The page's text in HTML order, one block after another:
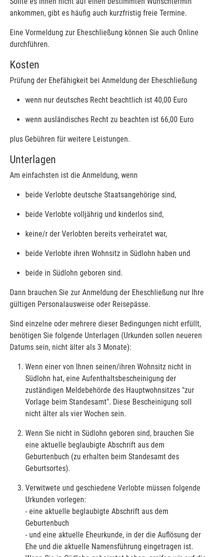
ankommen, gibt es häufig auch kurzfristig freie Termine.
Eine Vormeldung zur Eheschließung können Sie auch Online
durchführen.
Kosten
Prüfung der Ehefähigkeit bei Anmeldung der Eheschließung
wenn nur deutsches Recht beachtlich ist 40,00 Euro
wenn ausländisches Recht zu beachten ist 66,00 Euro
plus Gebühren für weitere Leistungen.
Unterlagen
Am einfachsten ist die Anmeldung, wenn
beide Verlobte deutsche Staatsangehörige sind,
beide Verlobte volljährig und kinderlos sind,
keine/r der Verlobten bereits verheiratet war,
beide Verlobte ihren Wohnsitz in Südlohn haben und
beide in Südlohn geboren sind.
Dann brauchen Sie zur Anmeldung der Eheschließung nur Ihre
gültigen Personalausweise oder Reisepässe.
Sind einzelne oder mehrere dieser Bedingungen nicht erfüllt,
benötigen Sie folgende Unterlagen (Urkunden sollen neueren
Datums sein, nicht älter als 3 Monate):
Wenn einer von Ihnen seinen/ihren Wohnsitz nicht in
Südlohn hat, eine Aufenthaltsbescheinigung der
zuständigen Meldebehörde des Hauptwohnsitzes "zur
Vorlage beim Standesamt". Diese Bescheinigung soll
nicht älter als vier Wochen sein.
Wenn Sie nicht in Südlohn geboren sind, brauchen Sie
eine aktuelle beglaubigte Abschrift aus dem
Geburtenbuch (zu erhalten beim Standesamt des
Geburtsortes).
Verwitwete und geschiedene Verlobte müssen folgende
Urkunden vorlegen:
- eine aktuelle beglaubigte Abschrift aus dem
Geburtenbuch
- und eine aktuelle Eheurkunde, in der die Auflösung der
Ehe und die aktuelle Namensführung eingetragen ist.